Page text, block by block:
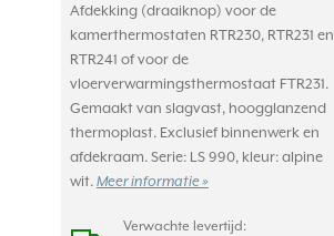
Afdekking (draaiknop) voor de
kamerthermostaten RTR230, RTR231 en
RTR241 of voor de
vloerverwarmingsthermostaat FTR231.
Gemaakt van slagvast, hoogglanzend
thermoplast. Exclusief binnenwerk en
afdekraam. Serie: LS 990, kleur: alpine
wit. Meer informatie »
Verwachte levertijd: